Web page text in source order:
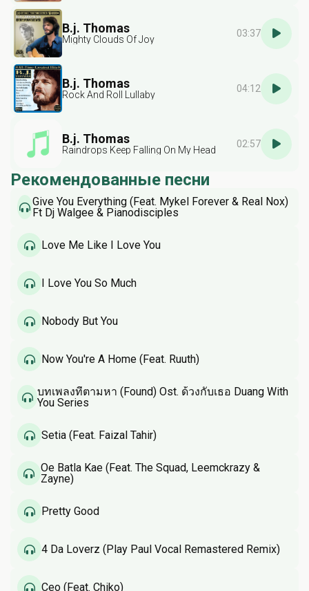
B.j. Thomas
Mighty Clouds Of Joy
03:37
B.j. Thomas
Rock And Roll Lullaby
04:12
B.j. Thomas
Raindrops Keep Falling On My Head
02:57
Рекомендованные песни
Give You Everything (Feat. Mykel Forever & Real Nox)
Ft Dj Walgee & Pianodisciples
Love Me Like I Love You
I Love You So Much
Nobody But You
Now You're A Home (Feat. Ruuth)
บทเพลงที่ตามหา (Found) Ost. ด้วงกับเธอ Duang With
You Series
Setia (Feat. Faizal Tahir)
Oe Batla Kae (Feat. The Squad, Leemckrazy &
Zayne)
Pretty Good
4 Da Loverz (Play Paul Vocal Remastered Remix)
Ceo (Feat. Chiko)